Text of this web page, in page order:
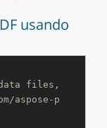
usando
data files,
aspose-p